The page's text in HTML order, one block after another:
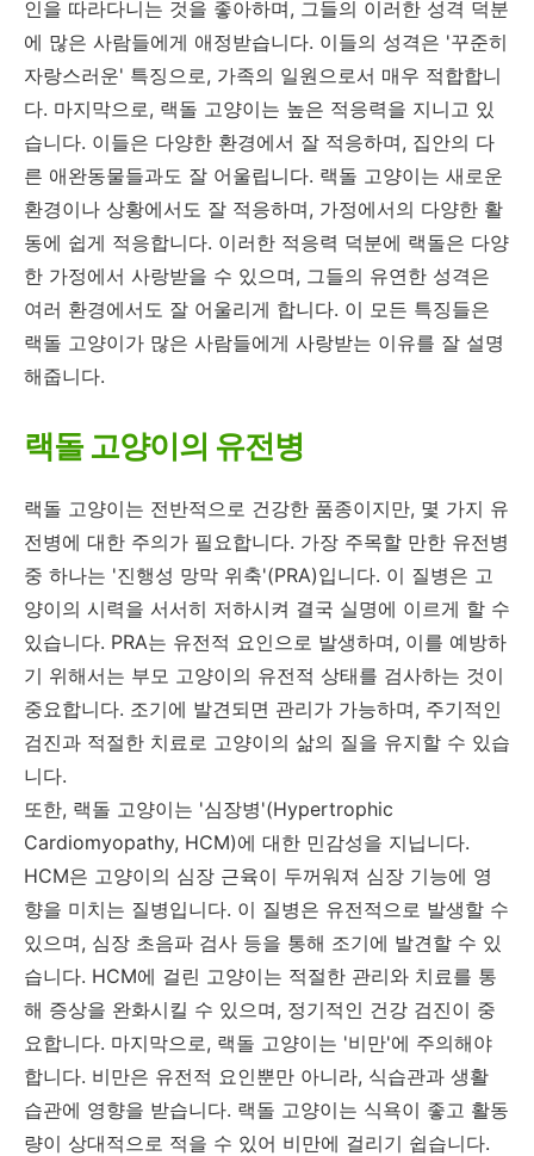
인을 따라다니는 것을 좋아하며, 그들의 이러한 성격 덕분
에 많은 사람들에게 애정받습니다. 이들의 성격은 '꾸준히
자랑스러운' 특징으로, 가족의 일원으로서 매우 적합합니
다. 마지막으로, 랙돌 고양이는 높은 적응력을 지니고 있
습니다. 이들은 다양한 환경에서 잘 적응하며, 집안의 다
른 애완동물들과도 잘 어울립니다. 랙돌 고양이는 새로운
환경이나 상황에서도 잘 적응하며, 가정에서의 다양한 활
동에 쉽게 적응합니다. 이러한 적응력 덕분에 랙돌은 다양
한 가정에서 사랑받을 수 있으며, 그들의 유연한 성격은
여러 환경에서도 잘 어울리게 합니다. 이 모든 특징들은
랙돌 고양이가 많은 사람들에게 사랑받는 이유를 잘 설명
해줍니다.
랙돌 고양이의 유전병
랙돌 고양이는 전반적으로 건강한 품종이지만, 몇 가지 유
전병에 대한 주의가 필요합니다. 가장 주목할 만한 유전병
중 하나는 '진행성 망막 위축'(PRA)입니다. 이 질병은 고
양이의 시력을 서서히 저하시켜 결국 실명에 이르게 할 수
있습니다. PRA는 유전적 요인으로 발생하며, 이를 예방하
기 위해서는 부모 고양이의 유전적 상태를 검사하는 것이
중요합니다. 조기에 발견되면 관리가 가능하며, 주기적인
검진과 적절한 치료로 고양이의 삶의 질을 유지할 수 있습
니다.
또한, 랙돌 고양이는 '심장병'(Hypertrophic
Cardiomyopathy, HCM)에 대한 민감성을 지닙니다.
HCM은 고양이의 심장 근육이 두꺼워져 심장 기능에 영
향을 미치는 질병입니다. 이 질병은 유전적으로 발생할 수
있으며, 심장 초음파 검사 등을 통해 조기에 발견할 수 있
습니다. HCM에 걸린 고양이는 적절한 관리와 치료를 통
해 증상을 완화시킬 수 있으며, 정기적인 건강 검진이 중
요합니다. 마지막으로, 랙돌 고양이는 '비만'에 주의해야
합니다. 비만은 유전적 요인뿐만 아니라, 식습관과 생활
습관에 영향을 받습니다. 랙돌 고양이는 식욕이 좋고 활동
량이 상대적으로 적을 수 있어 비만에 걸리기 쉽습니다.